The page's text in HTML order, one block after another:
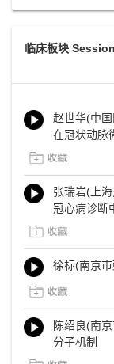
临床板块
赵世华(中
在冠状动脉
张瑞岩(上
冠心病诊断
徐标(南京
陈绍良(南
分子机制